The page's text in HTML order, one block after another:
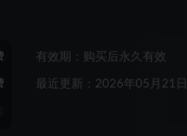
有效期：购买后永久有效
最近更新：2026年05月21日